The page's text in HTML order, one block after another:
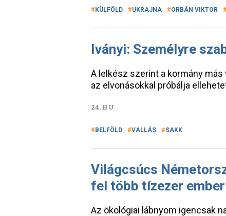
KÜLFÖLD UKRAJNA ORBÁN VIKTOR
Iványi: Személyre
A lelkész szerint a kormány
az elvonásokkal próbálja
24.HU
BELFÖLD VALLÁS SAKK
Világcsúcs
fel több tízezer
Az ökológiai lábnyom igencsak